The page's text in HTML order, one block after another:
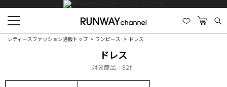
レディースファッション通販トップ ワンピース ドレス
ドレス
対象商品： 82件